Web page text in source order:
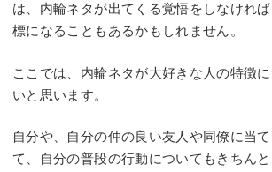
は、内輪ネタが出てくる覚悟をしなけれ
標になることもあるかもしれません。
ここでは、内輪ネタが大好きな人の特徴
いと思います。
自分や、自分の仲の良い友人や同僚に当
て、自分の普段の行動についてもきちん